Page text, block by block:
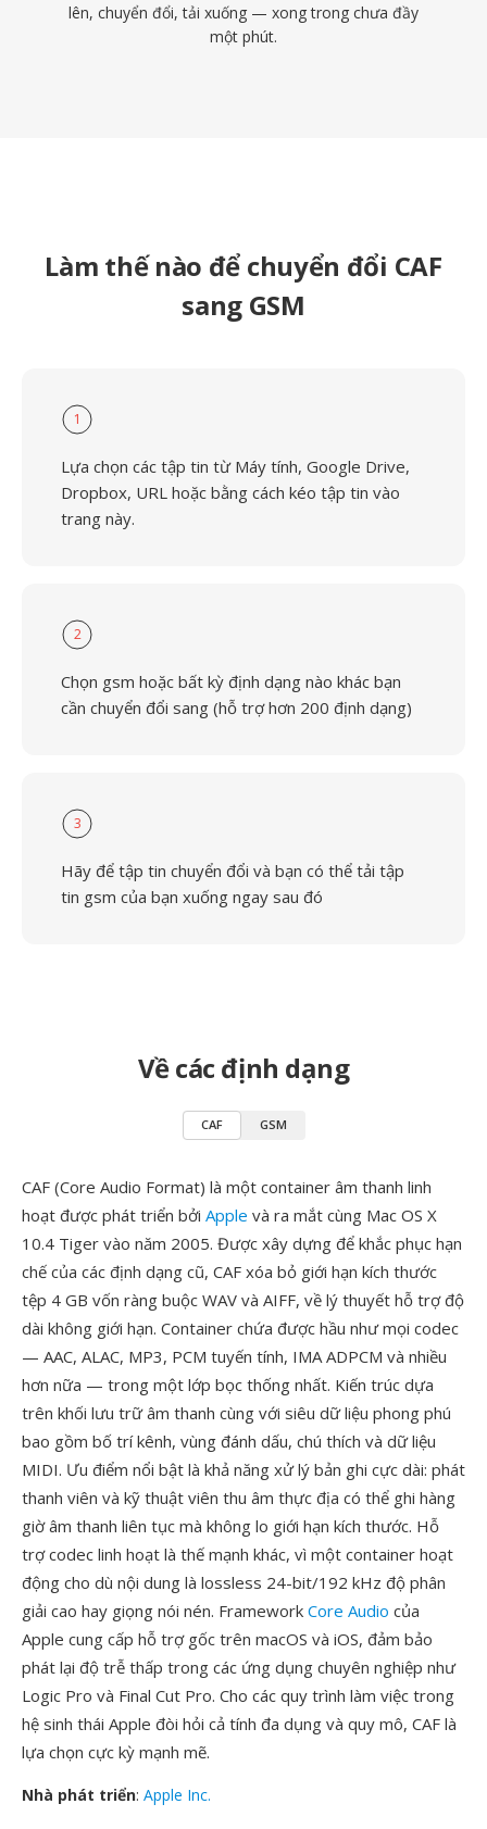
lên, chuyển đổi, tải xuống — xong trong chưa đầy
một phút.
Làm thế nào để chuyển đổi CAF
sang GSM
1
Lựa chọn các tập tin từ Máy tính, Google Drive,
Dropbox, URL hoặc bằng cách kéo tập tin vào
trang này.
2
Chọn gsm hoặc bất kỳ định dạng nào khác bạn
cần chuyển đổi sang (hỗ trợ hơn 200 định dạng)
3
Hãy để tập tin chuyển đổi và bạn có thể tải tập
tin gsm của bạn xuống ngay sau đó
Về các định dạng
CAF GSM
CAF (Core Audio Format) là một container âm thanh linh
hoạt được phát triển bởi Apple và ra mắt cùng Mac OS X
10.4 Tiger vào năm 2005. Được xây dựng để khắc phục hạn
chế của các định dạng cũ, CAF xóa bỏ giới hạn kích thước
tệp 4 GB vốn ràng buộc WAV và AIFF, về lý thuyết hỗ trợ độ
dài không giới hạn. Container chứa được hầu như mọi codec
— AAC, ALAC, MP3, PCM tuyến tính, IMA ADPCM và nhiều
hơn nữa — trong một lớp bọc thống nhất. Kiến trúc dựa
trên khối lưu trữ âm thanh cùng với siêu dữ liệu phong phú
bao gồm bố trí kênh, vùng đánh dấu, chú thích và dữ liệu
MIDI. Ưu điểm nổi bật là khả năng xử lý bản ghi cực dài: phát
thanh viên và kỹ thuật viên thu âm thực địa có thể ghi hàng
giờ âm thanh liên tục mà không lo giới hạn kích thước. Hỗ
trợ codec linh hoạt là thế mạnh khác, vì một container hoạt
động cho dù nội dung là lossless 24-bit/192 kHz độ phân
giải cao hay giọng nói nén. Framework Core Audio của
Apple cung cấp hỗ trợ gốc trên macOS và iOS, đảm bảo
phát lại độ trễ thấp trong các ứng dụng chuyên nghiệp như
Logic Pro và Final Cut Pro. Cho các quy trình làm việc trong
hệ sinh thái Apple đòi hỏi cả tính đa dụng và quy mô, CAF là
lựa chọn cực kỳ mạnh mẽ.
Nhà phát triển: Apple Inc.